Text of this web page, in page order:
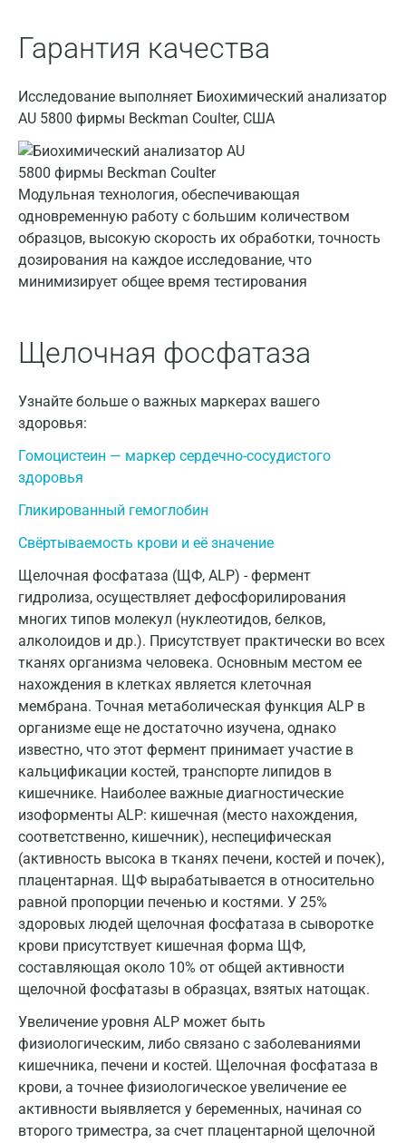
Гарантия качества
Исследование выполняет Биохимический анализатор
AU 5800 фирмы Beckman Coulter, США
Модульная технология, обеспечивающая
одновременную работу с большим количеством
образцов, высокую скорость их обработки, точность
дозирования на каждое исследование, что
минимизирует общее время тестирования
Щелочная фосфатаза
Узнайте больше о важных маркерах вашего
здоровья:
Гомоцистеин — маркер сердечно-сосудистого
здоровья
Гликированный гемоглобин
Свёртываемость крови и её значение
Щелочная фосфатаза (ЩФ, ALP) - фермент
гидролиза, осуществляет дефосфорилирования
многих типов молекул (нуклеотидов, белков,
алколоидов и др.). Присутствует практически во всех
тканях организма человека. Основным местом ее
нахождения в клетках является клеточная
мембрана. Точная метаболическая функция ALP в
организме еще не достаточно изучена, однако
известно, что этот фермент принимает участие в
кальцификации костей, транспорте липидов в
кишечнике. Наиболее важные диагностические
изоформенты ALP: кишечная (место нахождения,
соответственно, кишечник), неспецифическая
(активность высока в тканях печени, костей и почек),
плацентарная. ЩФ вырабатывается в относительно
равной пропорции печенью и костями. У 25%
здоровых людей щелочная фосфатаза в сыворотке
крови присутствует кишечная форма ЩФ,
составляющая около 10% от общей активности
щелочной фосфатазы в образцах, взятых натощак.
Увеличение уровня ALP может быть
физиологическим, либо связано с заболеваниями
кишечника, печени и костей. Щелочная фосфатаза в
крови, а точнее физиологическое увеличение ее
активности выявляется у беременных, начиная со
второго триместра, за счет плацентарной щелочной
Волгоград
Вологда
Воронеж
Всеволожск
Гатчина
Голубое
Дзержинский
Дмитров
Жуковский
Звенигород
Зеленоград
Иваново
Ивантеевка
Ижевск
Истра
Йошкар-Ола
Калининград
Калуга
Кемерово
Ковров
Коломна
Королев
Кострома
Котельники